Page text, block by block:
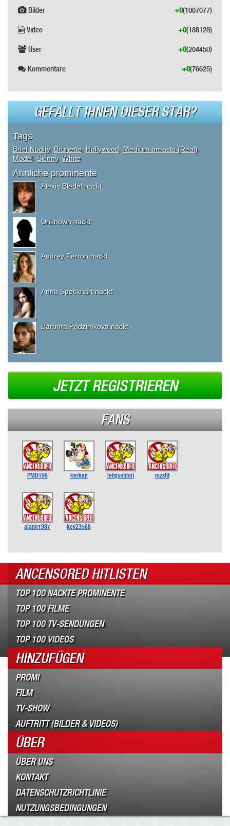
Bilder (1007077)
+0
Video (188128)
+0
User (204450)
+0
Kommentare (76625)
+0
GEFÄLLT IHNEN DIESER STAR?
Tags
Brief Nudity, Brunette, Hollywood Medium breasts (Real)
Model, Skinny, White
Ähnliche prominente
Alexis Bledel nackt
Unknown nackt
Audrey Ferron nackt
Anna Speckhart nackt
Barbora Podzimkova nackt
JETZT REGISTRIEREN
FANS
PMD198 kerkan letsjustdoit mzsltf
alann1987 kev23568
ANCENSORED HITLISTEN
TOP 100 NACKTE PROMINENTE
TOP 100 FILME
TOP 100 TV-SENDUNGEN
TOP 100 VIDEOS
HINZUFÜGEN
PROMI
FILM
TV-SHOW
AUFTRITT (BILDER & VIDEOS)
ÜBER
ÜBER UNS
KONTAKT
DATENSCHUTZRICHTLINIE
NUTZUNGSBEDINGUNGEN